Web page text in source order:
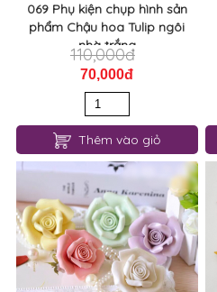
069 Phụ kiện chụp hình sản
phẩm Chậu hoa Tulip ngôi
nhà trắng
110,000đ
70,000đ
Thêm vào giỏ